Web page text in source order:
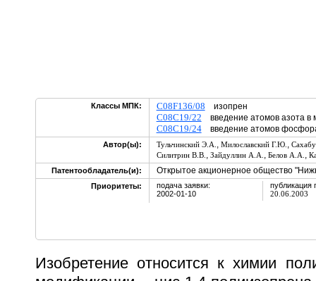
Классы МПК: C08F136/08 изопрен
C08C19/22 введение атомов азота в
C08C19/24введение атомов
Автор(ы): Тульчинский Э.А. , Милославский Г.Ю. ,
Силитрин В.В. , Зайдуллин А.А. , Белов А.А. ,
Патентообладатель(и):
Открытое акционерное общество
Приоритеты:
подача заявки:
2002-01-10
публикация
20.06.2003
Изобретение относится к химии